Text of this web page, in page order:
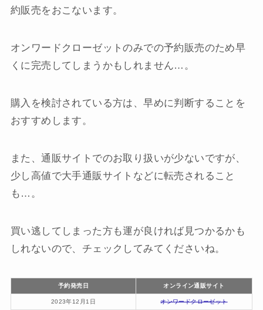
約販売をおこないます。
オンワードクローゼットのみでの予約販売のため早
くに完売してしまうかもしれません…。
購入を検討されている方は、早めに判断することを
おすすめします。
また、通販サイトでのお取り扱いが少ないですが、
少し高値で大手通販サイトなどに転売されること
も…。
買い逃してしまった方も運が良ければ見つかるかも
しれないので、チェックしてみてくださいね。
予約発売日 オンライン通販サイト
2023年12月1日 オンワードクローゼット